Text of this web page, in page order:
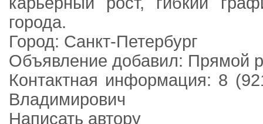
города.
Город: Санкт-Петербург
Объявление добавил: Прямой
Контактная информация: 8
Владимирович
Написать автору